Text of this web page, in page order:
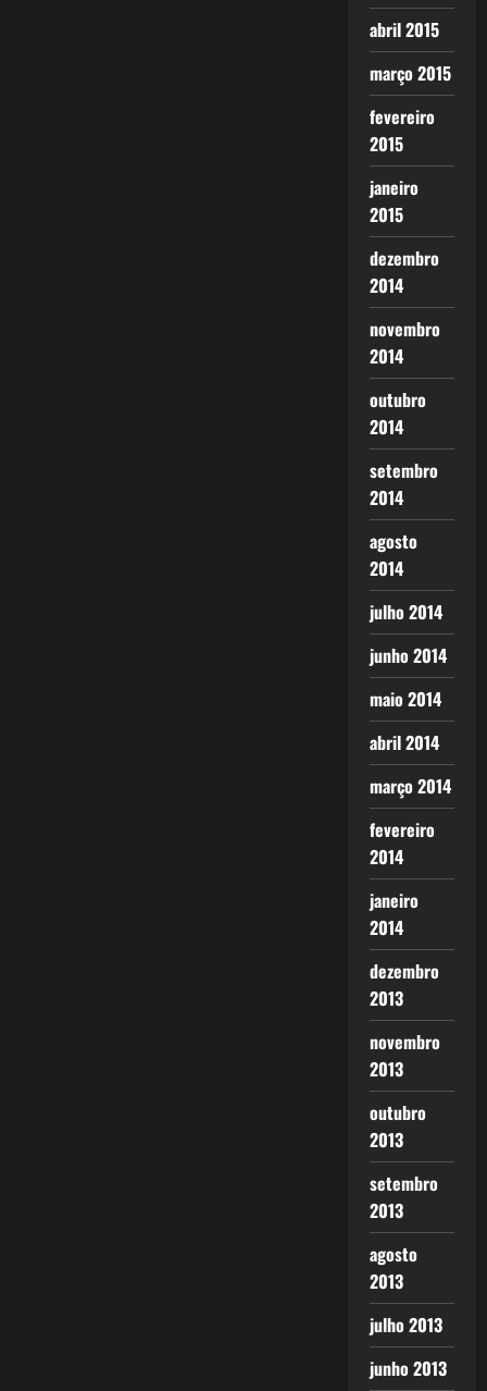
abril 2015
março 2015
fevereiro
2015
janeiro
2015
dezembro
2014
novembro
2014
outubro
2014
setembro
2014
agosto
2014
julho 2014
junho 2014
maio 2014
abril 2014
março 2014
fevereiro
2014
janeiro
2014
dezembro
2013
novembro
2013
outubro
2013
setembro
2013
agosto
2013
julho 2013
junho 2013